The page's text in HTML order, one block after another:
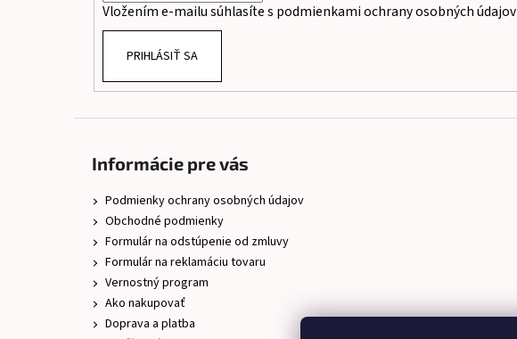
Vložením e-mailu súhlasíte s podmienkami ochrany osobných údajov
PRIHLÁSIŤ SA
Informácie pre vás
Podmienky ochrany osobných údajov
Obchodné podmienky
Formulár na odstúpenie od zmluvy
Formulár na reklamáciu tovaru
Vernostný program
Ako nakupovať
Doprava a platba